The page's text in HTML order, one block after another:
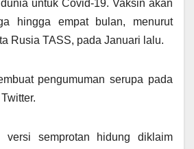
untuk Covid-19. Vaksin akan
hingga empat bulan, menurut
Rusia TASS, pada Januari lalu.
pengumuman serupa pada
versi semprotan hidung diklaim